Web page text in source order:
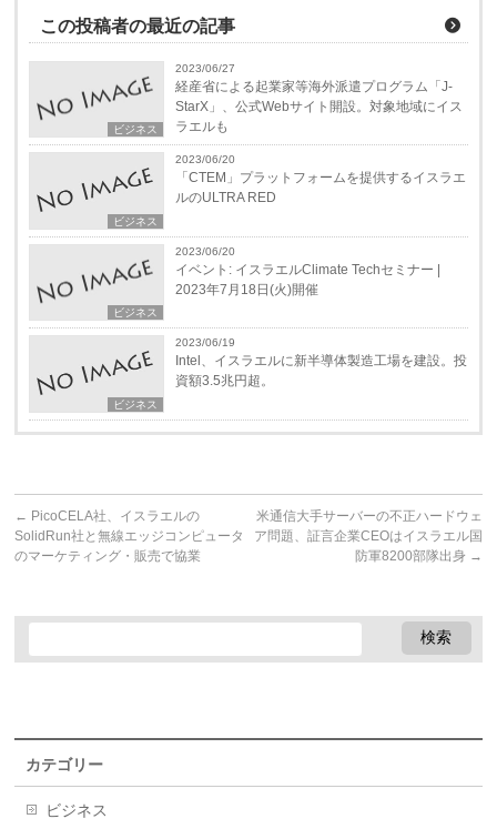
この投稿者の最近の記事
ビジネス
2023/06/27
経産省による起業家等海外派遣プログラム「J-
StarX」、公式Webサイト開設。対象地域にイス
ラエルも
ビジネス
2023/06/20
「CTEM」プラットフォームを提供するイスラエ
ルのULTRA RED
ビジネス
2023/06/20
イベント: イスラエルClimate Techセミナー |
2023年7月18日(火)開催
ビジネス
2023/06/19
Intel、イスラエルに新半導体製造工場を建設。投
資額3.5兆円超。
← PicoCELA社、イスラエルの
SolidRun社と無線エッジコンピュータ
のマーケティング・販売で協業
米通信大手サーバーの不正ハードウェ
ア問題、証言企業CEOはイスラエル国
防軍8200部隊出身 →
カテゴリー
ビジネス